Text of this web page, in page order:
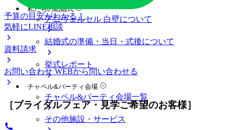
私たちの結婚式
アニヴェルセル 白壁について
結婚式の準備・当日・式後について
挙式レポート
チャペル&パーティ会場
チャペル&パーティ会場一覧
その他施設・サービス
予算の目安がわかる！
気軽にLINE相談
資料請求
お問い合わせ WEBから問い合わせる
［ブライダルフェア・見学ご希望のお客様］